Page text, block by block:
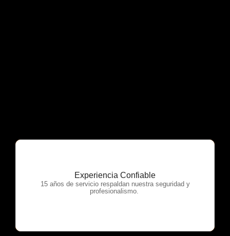
Experiencia Confiable
15 años de servicio respaldan nuestra seguridad y
profesionalismo.
OTP Servicios